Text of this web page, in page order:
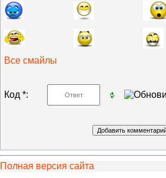
Все смайлы
Код *:
Полная версия сайта